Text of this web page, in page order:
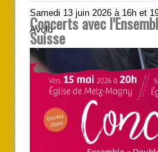
Samedi 13 juin 2026 à 16h et
Avold
Concerts avec
Suisse